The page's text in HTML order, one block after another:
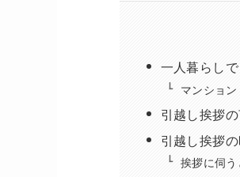
一人暮らし
マンショ
引越し挨拶
引越し挨拶
挨拶に伺